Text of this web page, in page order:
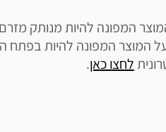
לחצו כאן.